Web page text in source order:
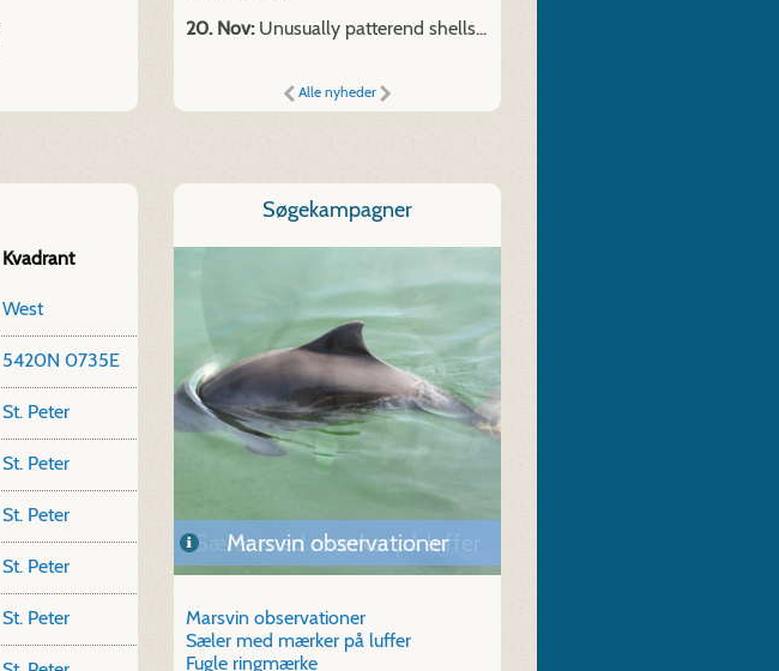
20. Nov:Unusually patterend shells...
Alle nyheder
Kvadrant
West
5420N 0735E
St. Peter
St. Peter
St. Peter
St. Peter
St. Peter
Søgekampagner
Marsvin observationer
Sæler med mærker på luffer
Marsvin observationer
Sæler med mærker på luffer
Fugle ringmærke